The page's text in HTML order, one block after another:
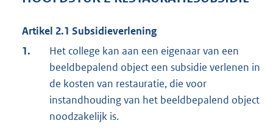
Artikel 2.1 Subsidieverlening
1.
Het college kan aan een eigenaar van een
beeldbepalend object een subsidie verlenen in
de kosten van restauratie, die voor
instandhouding van het beeldbepalend object
noodzakelijk is.